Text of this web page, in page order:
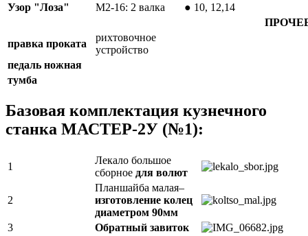
Узор "Лоза" М2-16: 2 валка
● 10, 12,14
правка проката
рихтовочное
устройство
педаль ножная
тумба
Базовая комплектация кузнечного
станка МАСТЕР-2У (№1):
1
Лекало большое
сборное для волют
2
Планшайба малая–
изготовление колец
диаметром 90мм
3
Обратный завиток